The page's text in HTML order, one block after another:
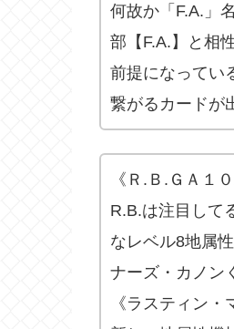
何故か「F.A.」
部【F.A.】と相
前提になってい
繋がるカードが
《Ｒ.Ｂ.ＧＡ１
R.B.は注目して
なレベル8地属
ナーズ・カノン
《ラスティン・